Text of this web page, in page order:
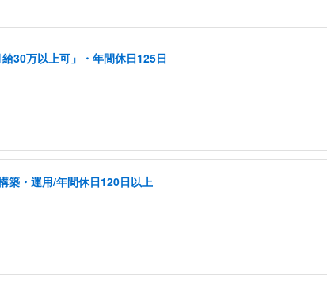
30万以上可」・年間休日125日
築・運用/年間休日120日以上